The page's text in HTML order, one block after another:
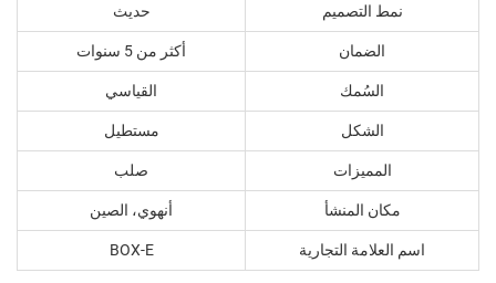
نمط التصميم حديث
الضمان أكثر من 5 سنوات
السُمك القياسي
الشكل مستطيل
المميزات صلب
مكان المنشأ أنهوي، الصين
اسم العلامة التجارية BOX-E